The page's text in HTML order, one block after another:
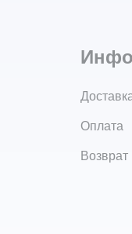
Оплата
Возврат